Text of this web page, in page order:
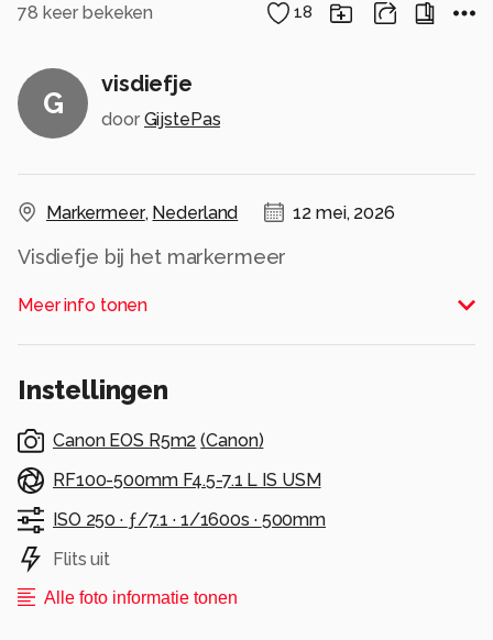
78 keer bekeken 18
G
visdiefje
door GijstePas
Markermeer, Nederland 12 mei, 2026
Visdiefje bij het markermeer
Alle rechten voorbehouden
Meer info tonen
Instellingen
Canon EOS R5m2 (Canon)
RF100-500mm F4.5-7.1 L IS USM
ISO 250 · ƒ/7.1 · 1/1600s · 500mm
Flits uit
Alle foto informatie tonen